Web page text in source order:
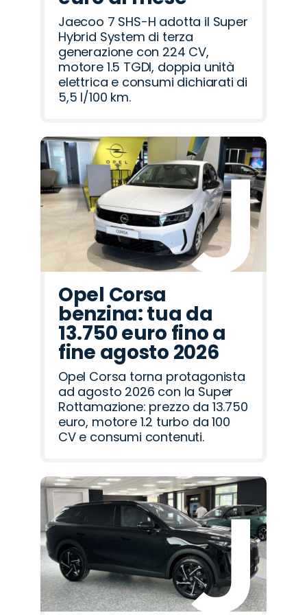
Jaecoo 7 SHS-H adotta il Super
Hybrid System di terza
generazione con 224 CV,
motore 1.5 TGDI, doppia unità
elettrica e consumi dichiarati di
5,5 l/100 km.
Opel Corsa
benzina: tua da
13.750 euro fino a
fine agosto 2026
Opel Corsa torna protagonista
ad agosto 2026 con la Super
Rottamazione: prezzo da 13.750
euro, motore 1.2 turbo da 100
CV e consumi contenuti.